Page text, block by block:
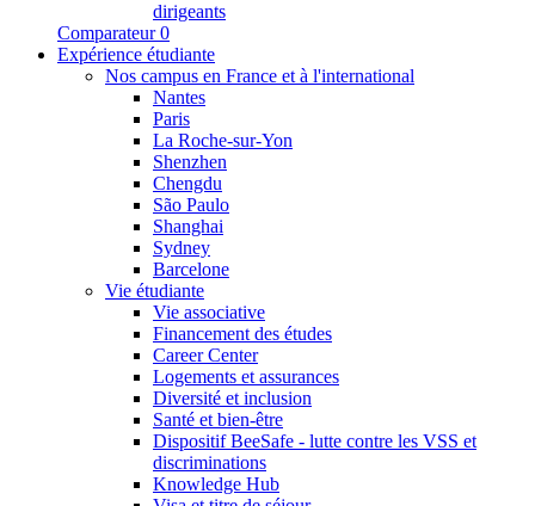
dirigeants
Comparateur 0
Expérience étudiante
Nos campus en France et à l'international
Nantes
Paris
La Roche-sur-Yon
Shenzhen
Chengdu
São Paulo
Shanghai
Sydney
Barcelone
Vie étudiante
Vie associative
Financement des études
Career Center
Logements et assurances
Diversité et inclusion
Santé et bien-être
Dispositif BeeSafe - lutte contre les VSS et
discriminations
Knowledge Hub